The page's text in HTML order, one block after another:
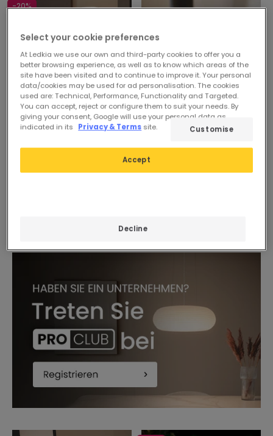
-20%
Vorher 23,13 € 12,31 €
LED Tischlampe 1W tragbar
mit wiederaufladbarem
USB-Akku Lendora
Select your cookie preferences
At Ledkia we use our own and third-party cookies to offer you a
better browsing experience, as well as to know which areas of the
site have been visited and to continue to improve it. Your personal
data/cookies may be used for ad personalisation. The cookies
used are: Technical, Performance, Functionality and Targeted.
You can accept, reject or configure them to suit your needs. By
giving your consent, Google will use your personal data as
indicated in its
Privacy & Terms site.
Decline
Accept
Customise